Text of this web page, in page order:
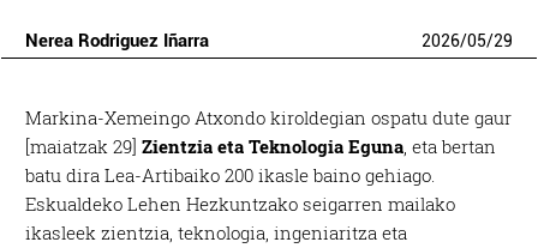
Nerea Rodriguez Iñarra 2026/05/29
Markina-Xemeingo Atxondo kiroldegian ospatu dute gaur
[maiatzak 29]Zientzia eta Teknologia Eguna, eta bertan
batu dira Lea-Artibaiko 200 ikasle baino gehiago.
Eskualdeko Lehen Hezkuntzako seigarren mailako
ikasleek zientzia, teknologia, ingeniaritza eta